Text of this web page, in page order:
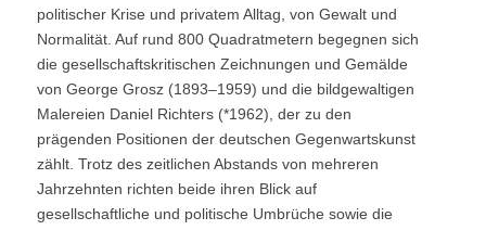
politischer Krise und privatem Alltag, von Gewalt und
Normalität. Auf rund 800 Quadratmetern begegnen sich
die gesellschaftskritischen Zeichnungen und Gemälde
von George Grosz (1893–1959) und die bildgewaltigen
Malereien Daniel Richters (*1962), der zu den
prägenden Positionen der deutschen Gegenwartskunst
zählt. Trotz des zeitlichen Abstands von mehreren
Jahrzehnten richten beide ihren Blick auf
gesellschaftliche und politische Umbrüche sowie die